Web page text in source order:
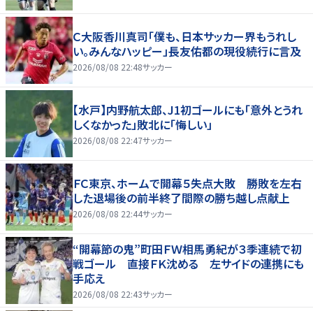
Ｃ大阪香川真司「僕も、日本サッカー界もうれし
い。みんなハッピー」長友佑都の現役続行に言及
2026/08/08 22:48サッカー
【水戸】内野航太郎、J1初ゴールにも「意外とうれ
しくなかった」敗北に「悔しい」
2026/08/08 22:47サッカー
ＦＣ東京、ホームで開幕５失点大敗 勝敗を左右
した退場後の前半終了間際の勝ち越し点献上
2026/08/08 22:44サッカー
“開幕節の鬼”町田ＦＷ相馬勇紀が３季連続で初
戦ゴール 直接ＦＫ沈める 左サイドの連携にも
手応え
2026/08/08 22:43サッカー